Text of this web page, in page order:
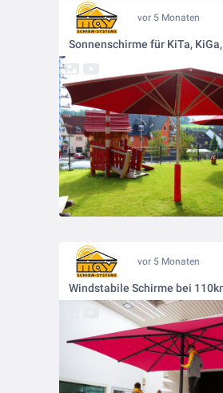
vor 5 Monaten
Sonnenschirme für KiTa,
vor 5 Monaten
Windstabile Schirme bei